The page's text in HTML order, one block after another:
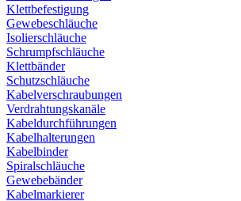
Klettbefestigung
Gewebeschläuche
Isolierschläuche
Schrumpfschläuche
Klettbänder
Schutzschläuche
Kabelverschraubungen
Verdrahtungskanäle
Kabeldurchführungen
Kabelhalterungen
Kabelbinder
Spiralschläuche
Gewebebänder
Kabelmarkierer